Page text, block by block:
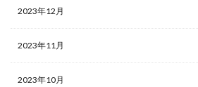
2023年12月
2023年11月
2023年10月